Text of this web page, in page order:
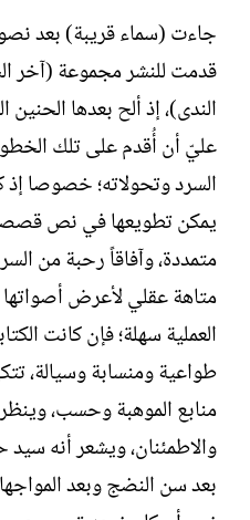
جاءت (سماء قريبة) بعد
قدمت للنشر مجموعة (آخر
الندى)، إذ ألح بعدها الحنين
عليّ أن أُقدم على تلك
السرد وتحولاته؛ خصوصا إذ
يمكن تطويعها في نص
متمددة، وآفاقاً رحبة من
متاهة عقلي لأعرض أصواتها
العملية سهلة؛ فإن كانت
طواعية ومنسابة وسيالة،
منابع الموهبة وحسب، وينظر
والاطمئنان، ويشعر أنه سيد
بعد سن النضج وبعد